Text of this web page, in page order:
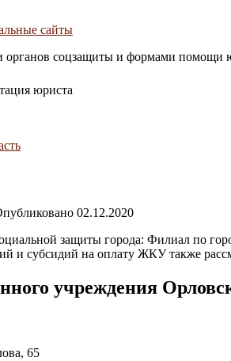
сайты
соцзащиты и формами помощи
юриста
02.12.2020
защиты города: Филиал по
и субсидий на оплату ЖКУ также
учреждения
65